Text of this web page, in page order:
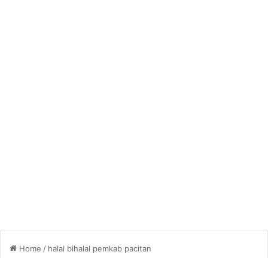
Home / halal bihalal pemkab pacitan